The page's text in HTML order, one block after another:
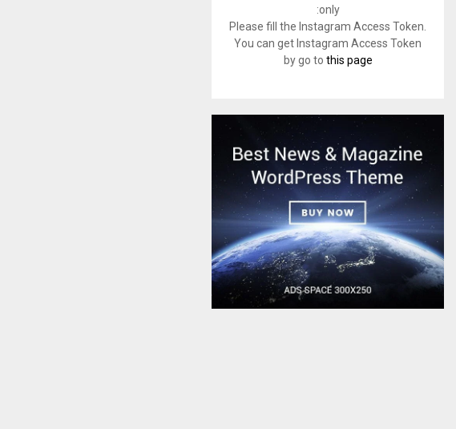
only:
Please fill the Instagram Access Token.
You can get Instagram Access Token
by go to this page